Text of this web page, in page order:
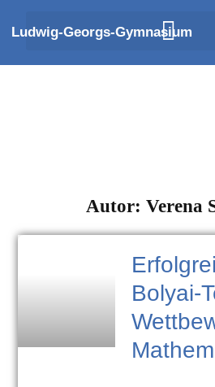
Inhalt
springen
Ludwig-Georgs-Gymnasium
Autor: Verena
Bolyai-